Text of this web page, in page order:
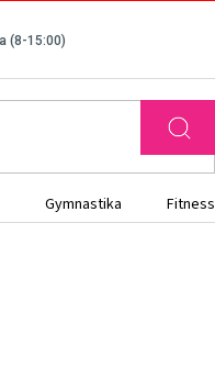
Gymnastika Fitness